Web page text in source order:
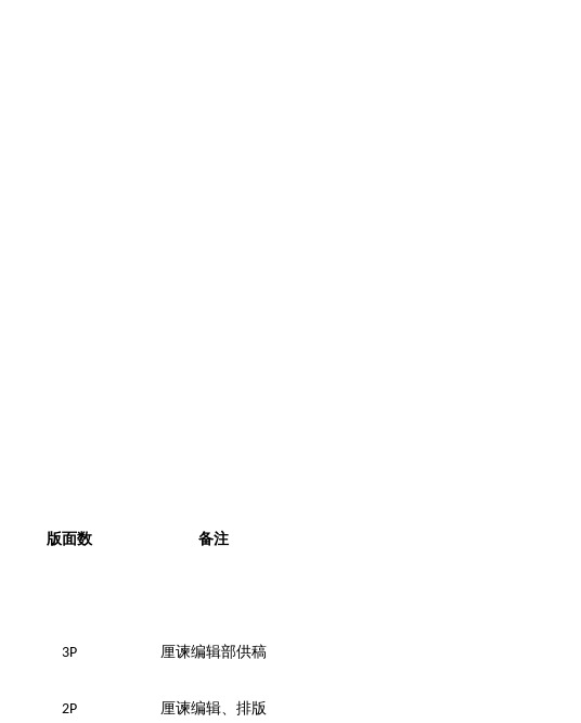
版面数 备注
3P 厘谏编辑部供稿
2P 厘谏编辑、排版